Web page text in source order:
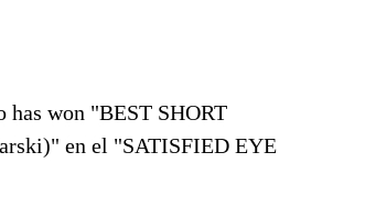
won "BEST SHORT
en el "SATISFIED EYE